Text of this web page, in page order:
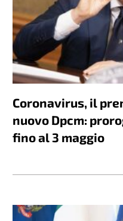
Coronavirus, il
nuovo Dpcm:
fino al 3 maggio